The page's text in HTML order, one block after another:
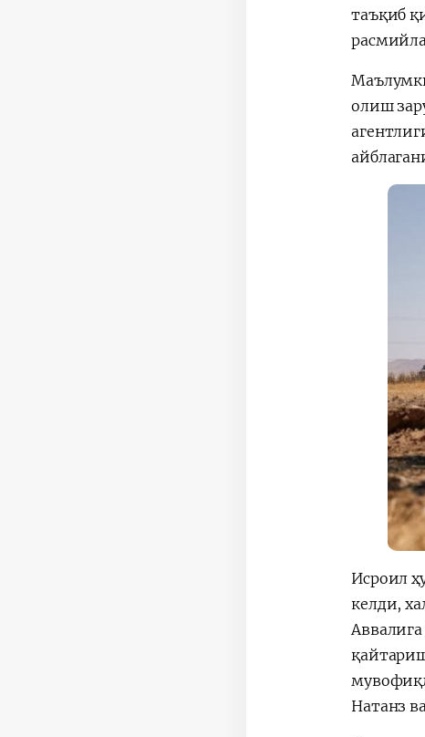
таъқиб
олиш
Исроил
келди,
Натанз